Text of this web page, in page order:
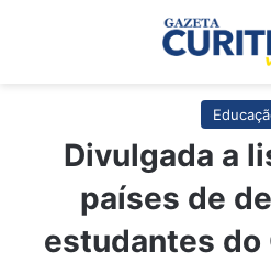
Divulgada a
países de
estudantes do